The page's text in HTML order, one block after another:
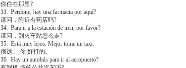
你住在那里?
33. Perdone, hay una farmacia por aquí?
请问，附近有药店吗?
34. Para ir a la estación de tren, por favor?
请问，到火车站怎么走?
35. Está muy lejos. Mejor tome un taxi.
很远。 你 好打的。
36. Hay un autobús para ir al aeropuerto?